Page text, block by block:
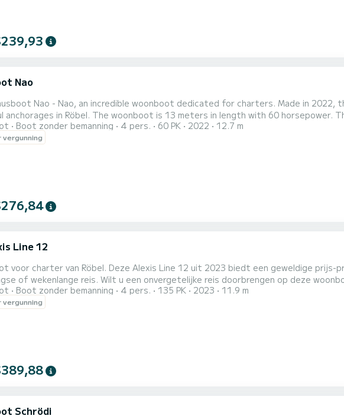
Nao
Nao - Nao, an incredible woonboot dedicated for charters. Made in 2022,
is 13 meters in length with 60 horsepower. The 2 cabins can accommodate 4
heeft Hausboot Nao - Nao 1 toilet met douche Het heeft de volgende uitrusting:
Boot zonder bemanning 4 pers. 60 PK 2022 12.7 m
vergunning
Line 12
voor charter van Röbel. Deze Alexis Line 12 uit 2023 biedt een geweldige prijs-
of wekenlange reis. Wilt u een onvergetelijke reis doorbrengen op deze
4 personen aan boord komen en genieten van de 2 comfortabele hutten. Alexis Line 12 is voorzien van 1 toilet
aan te vragen of een boeking te
Boot zonder bemanning 4 pers. 135 PK 2023 11.9 m
vergunning
Schrödi